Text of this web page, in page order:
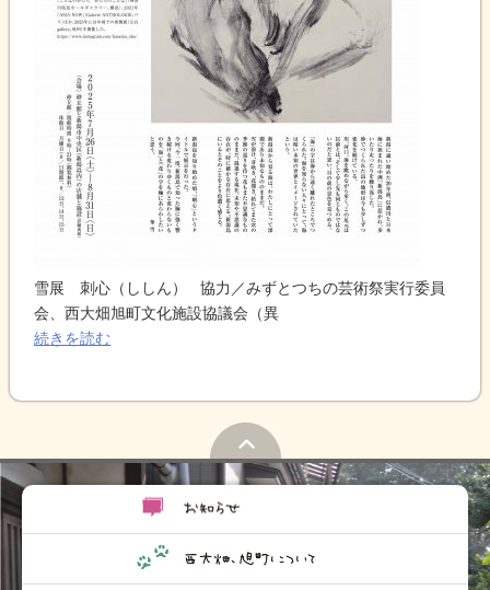
雪展 刺心（ししん） 協力／みずとつちの芸術祭実行委員
会、西大畑旭町文化施設協議会（異
続きを読む